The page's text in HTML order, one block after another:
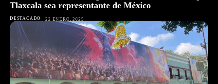
Tlaxcala sea representante de México
DESTACADO 22 ENERO, 2025